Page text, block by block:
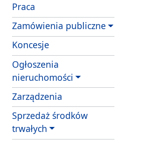
Praca
Zamówienia publiczne
Koncesje
Ogłoszenia
nieruchomości
Zarządzenia
Sprzedaż środków
trwałych